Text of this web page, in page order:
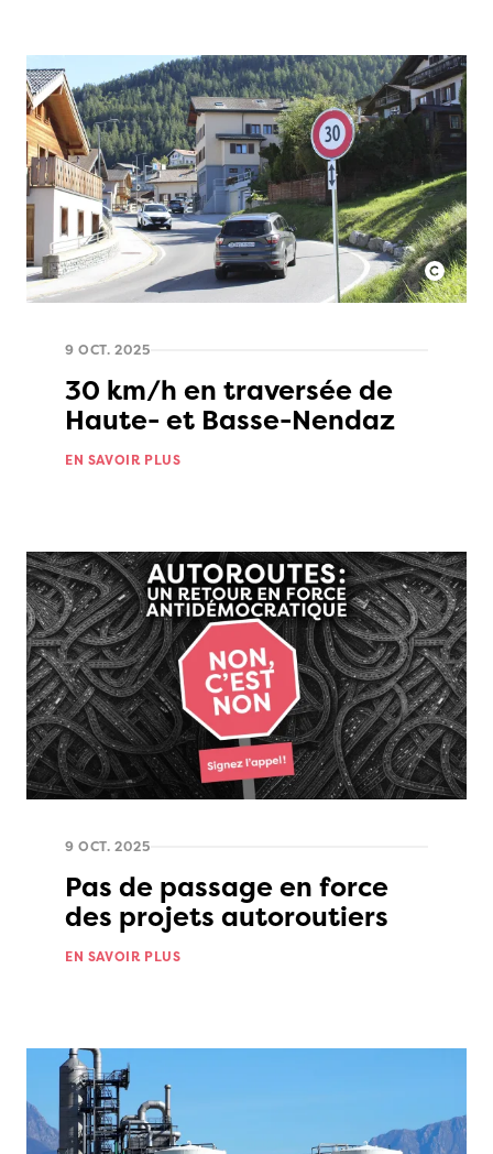
9 OCT. 2025
30 km/h en traversée de
Haute- et Basse-Nendaz
EN SAVOIR PLUS
9 OCT. 2025
Pas de passage en force
des projets autoroutiers
EN SAVOIR PLUS